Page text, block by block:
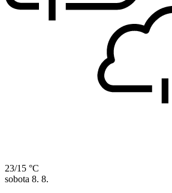
23/15 °C
sobota 8. 8.